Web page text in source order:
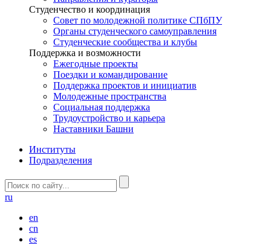
Студенчество и координация
Совет по молодежной политике СПбПУ
Органы студенческого самоуправления
Студенческие сообщества и клубы
Поддержка и возможности
Ежегодные проекты
Поездки и командирование
Поддержка проектов и инициатив
Молодежные пространства
Социальная поддержка
Трудоустройство и карьера
Наставники Башни
Институты
Подразделения
ru
en
cn
es